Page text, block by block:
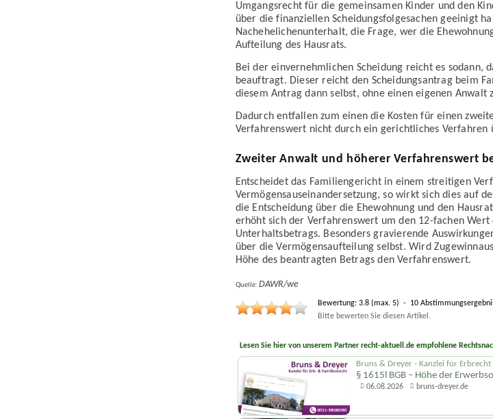
Umgangsrecht für die gemeinsamen Kinder und den
über die finanziellen Scheidungsfolgesachen geeinigt
Nachehelichenunterhalt, die Frage, wer die
Aufteilung des Hausrats.
Bei der einvernehmlichen Scheidung reicht es sodann,
beauftragt. Dieser reicht den Scheidungsantrag beim
diesem Antrag dann selbst, ohne einen eigenen Anwalt
Dadurch entfallen zum einen die Kosten für einen
Verfahrenswert nicht durch ein gerichtliches Verfahren
Zweiter Anwalt und höherer Verfahrenswert
Entscheidet das Familiengericht in einem streitigen
Vermögensauseinandersetzung, so wirkt sich dies auf
die Entscheidung über die Ehewohnung und den
erhöht sich der Verfahrenswert um den 12-fachen
Unterhaltsbetrags. Besonders gravierende
über die Vermögensaufteilung selbst. Wird
Höhe des beantragten Betrags den Verfahrenswert.
Quelle: DAWR/we
Bewertung: 3.8(max. 5) - 10
Bitte bewerten Sie diesen Artikel.
Lesen Sie hier von unserem Partner recht-aktuell.de empfohlene
Bruns & Dreyer - Kanzlei für
§ 1615l BGB – Höhe der
06.08.2026 bruns-dreyer.de